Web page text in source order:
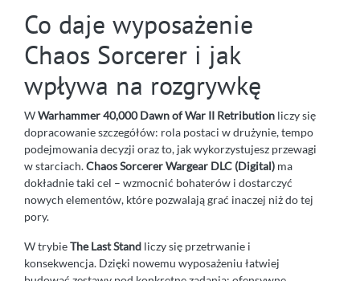
Co daje wyposażenie
Chaos Sorcerer i jak
wpływa na rozgrywkę
WWarhammer 40,000 Dawn of War II Retribution liczy się
dopracowanie szczegółów: rola postaci w drużynie, tempo
podejmowania decyzji oraz to, jak wykorzystujesz przewagi
w starciach.Chaos Sorcerer Wargear DLC (Digital) ma
dokładnie taki cel – wzmocnić bohaterów i dostarczyć
nowych elementów, które pozwalają grać inaczej niż do tej
pory.
W trybieThe Last Stand liczy się przetrwanie i
konsekwencja. Dzięki nowemu wyposażeniu łatwiej